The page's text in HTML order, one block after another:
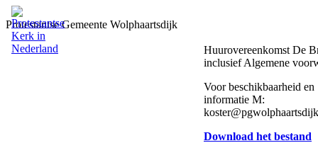
Protestantse Gemeente Wolphaartsdijk
Huurovereenkomst De
inclusief Algemene
Voor beschikbaarheid en
informatie M:
Download het bestand